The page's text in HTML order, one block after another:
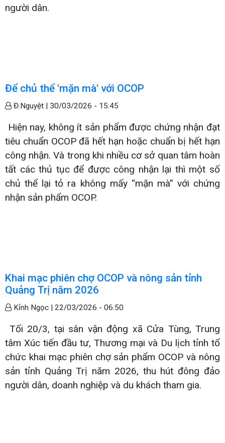
người dân.
Để chủ thể 'mặn mà' với OCOP
Đ.Nguyệt | 30/03/2026 - 15:45
Hiện nay, không ít sản phẩm được chứng nhận đạt
tiêu chuẩn OCOP đã hết hạn hoặc chuẩn bị hết hạn
công nhận. Và trong khi nhiều cơ sở quan tâm hoàn
tất các thủ tục để được công nhận lại thì một số
chủ thể lại tỏ ra không mấy “mặn mà” với chứng
nhận sản phẩm OCOP.
Khai mạc phiên chợ OCOP và nông sản tỉnh
Quảng Trị năm 2026
Kỉnh Ngọc | 22/03/2026 - 06:50
Tối 20/3, tại sân vận động xã Cửa Tùng, Trung
tâm Xúc tiến đầu tư, Thương mại và Du lịch tỉnh tổ
chức khai mạc phiên chợ sản phẩm OCOP và nông
sản tỉnh Quảng Trị năm 2026, thu hút đông đảo
người dân, doanh nghiệp và du khách tham gia.